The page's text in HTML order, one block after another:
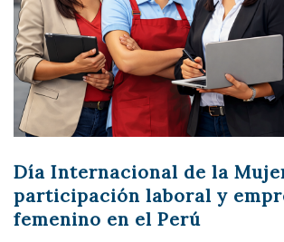
Día Internacional de la
participación laboral y
femenino en el Perú